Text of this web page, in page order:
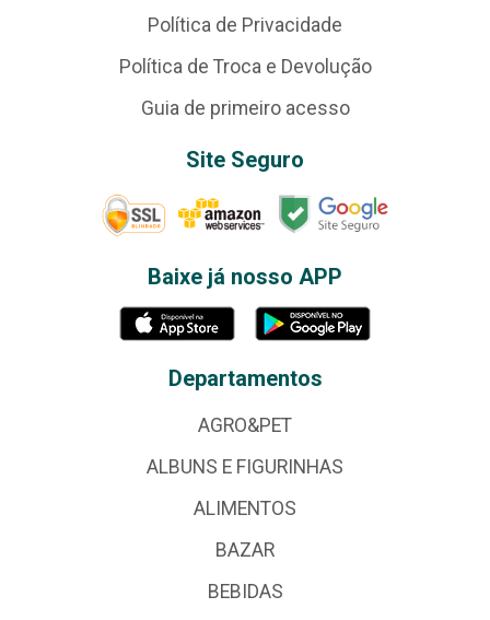
Política de Privacidade
Política de Troca e Devolução
Guia de primeiro acesso
Site Seguro
Baixe já nosso APP
Departamentos
AGRO&PET
ALBUNS E FIGURINHAS
ALIMENTOS
BAZAR
BEBIDAS